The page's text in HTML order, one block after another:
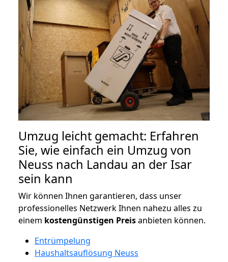
Umzug leicht gemacht: Erfahren
Sie, wie einfach ein Umzug von
Neuss nach Landau an der Isar
sein kann
Wir können Ihnen garantieren, dass unser
professionelles Netzwerk Ihnen nahezu alles zu
einem kostengünstigen Preisanbieten können.
Entrümpelung
Haushaltsauflösung Neuss